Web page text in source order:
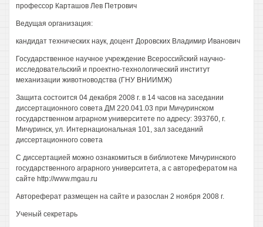
профессор Карташов Лев Петрович
Ведущая организация:
кандидат технических наук, доцент Доровских Владимир Иванович
Государственное научное учреждение Всероссийский научно-
исследовательский и проектно-технологический институт
механизации животноводства (ГНУ ВНИИМЖ)
Защита состоится 04 декабря 2008 г. в 14 часов на заседании
диссертационного совета ДМ 220.041.03 при Мичуринском
государственном аграрном университете по адресу: 393760, г.
Мичуринск, ул. Интернациональная 101, зал заседаний
диссертационного совета
С диссертацией можно ознакомиться в библиотеке Мичуринского
государственного аграрного университета, а с авторефератом на
сайте http://www.mgau.ru
Автореферат размещен на сайте и разослан 2 ноября 2008 г.
Ученый секретарь